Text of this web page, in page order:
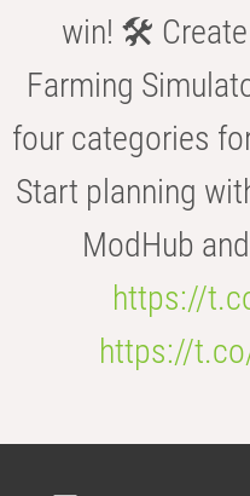
win! 🛠️
Farming
four categories
Start planning
ModHub
https://
https://